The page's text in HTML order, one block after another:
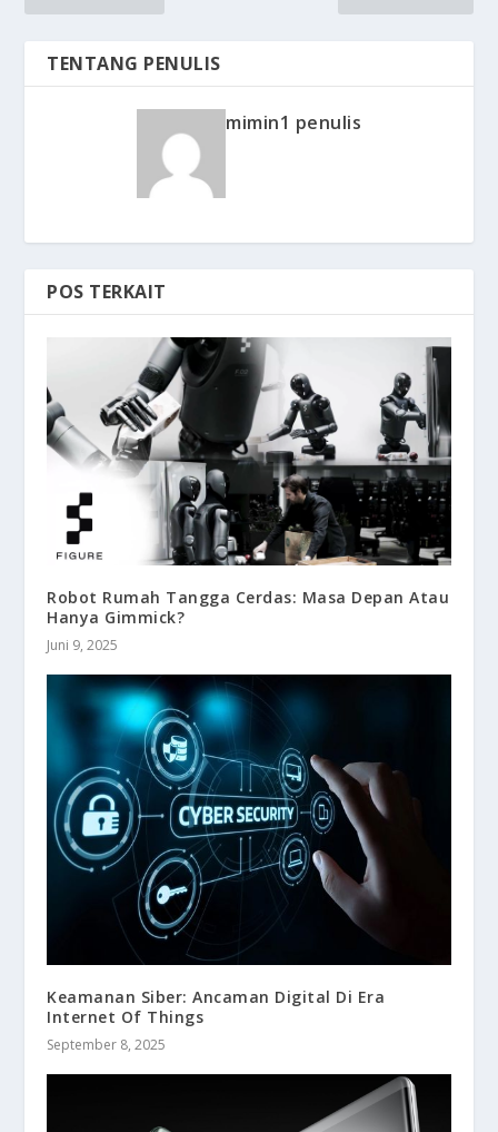
TENTANG PENULIS
mimin1 penulis
POS TERKAIT
Robot Rumah Tangga Cerdas: Masa Depan Atau
Hanya Gimmick?
Juni 9, 2025
Keamanan Siber: Ancaman Digital Di Era
Internet Of Things
September 8, 2025